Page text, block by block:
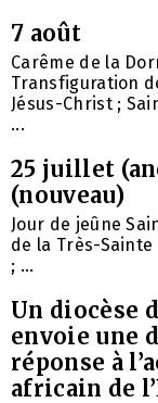
7 août
Carême de la
Transfiguration
Jésus-Christ ;
...
25 juillet
(nouveau)
Jour de jeûne
de la Très-
; ...
Un diocèse
envoie une
réponse à
africain de